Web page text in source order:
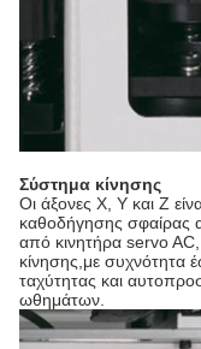
Σύστημα κίνησης
Οι άξονες X, Y και Z
καθοδήγησης σφαίρας
από κινητήρα servo
κίνησης,με συχνότητα
ταχύτητας και
ωθημάτων.